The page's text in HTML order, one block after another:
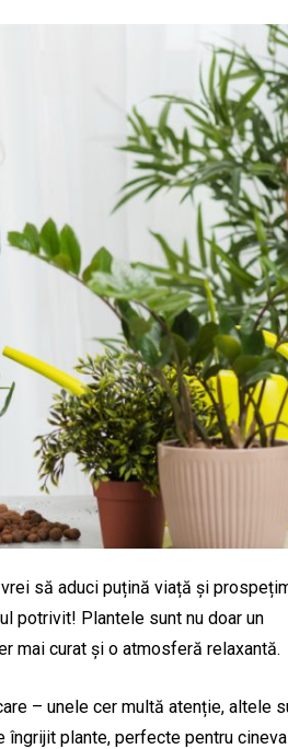
să aduci puțină viață și
potrivit! Plantele sunt nu doar un
mai curat și o atmosferă relaxantă.
– unele cer multă atenție, altele
plante, perfecte pentru